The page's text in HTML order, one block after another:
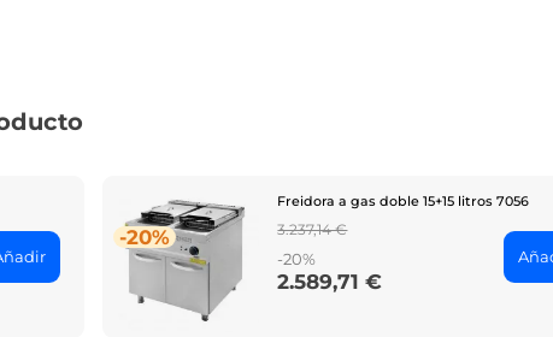
-20%
Freidora a gas doble 15+15 litros 7056
Regular
price
3.237,14 €
-20%
Price
2.589,71 €